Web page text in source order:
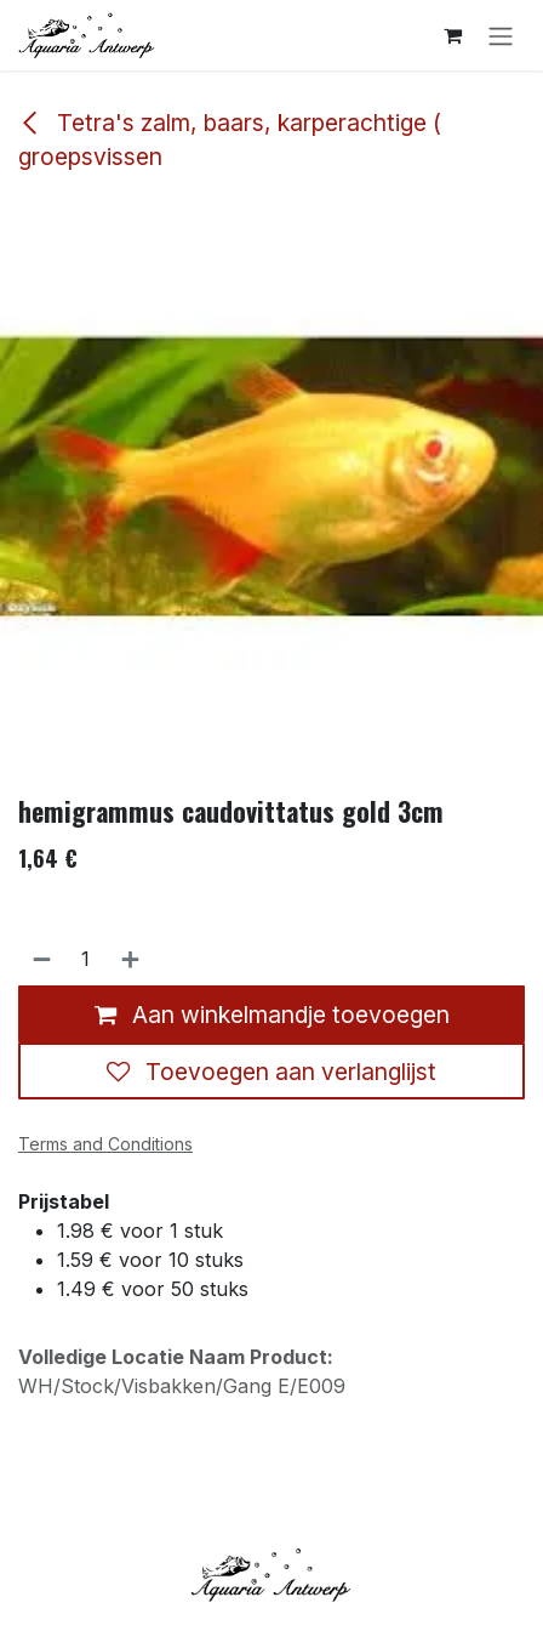
Overslaan naar inhoud
Tetra's zalm, baars, karperachtige (
groepsvissen
hemigrammus caudovittatus gold 3cm
1,64 €
Aan winkelmandje toevoegen
Toevoegen aan verlanglijst
Terms and Conditions
Prijstabel
1.98 € voor 1 stuk
1.59 € voor 10 stuks
1.49 € voor 50 stuks
Volledige Locatie Naam Product:
WH/Stock/Visbakken/Gang E/E009